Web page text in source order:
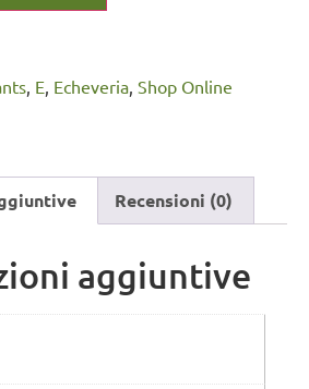
E Echeveria Shop Online
Recensioni (0)
aggiuntive